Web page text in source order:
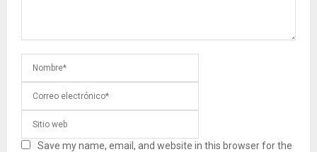
Save my name, email, and website in this browser for the